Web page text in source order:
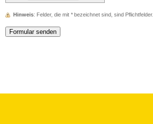
Hinweis : Felder, die mit *bezeichnet sind, sind Pflichtfelder.